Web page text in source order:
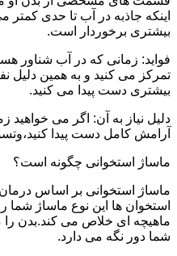
اینکه جاذبه در آب تا حدی
بیشتری برخوردار است.
فواید: زمانی که در آب شناور
تمرکز می کنید و به همین
بیشتری دست پیدا می کنید.
دلیل نیاز به آن: اگر می خواهید
آرامش کامل دست پیدا
ماساژ استخوانی چگونه است؟
ماساژ استخوانی بر اساس
استخوان ها این نوع ماساژ
ماهیچه ای خلاص می کند.بدن را
شما دور نگه می دارد.